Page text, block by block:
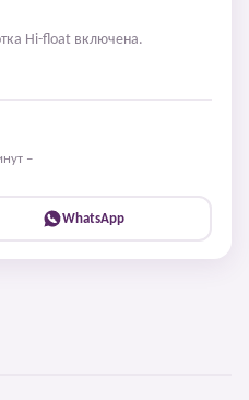
Hi-float включена.
–
WhatsApp